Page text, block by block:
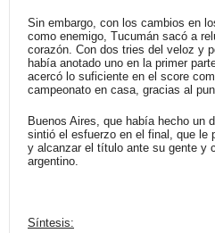
Sin embargo, con los cambios en
como enemigo, Tucumán sacó a
corazón. Con dos tries del veloz y
había anotado uno en la primer
acercó lo suficiente en el score
campeonato en casa, gracias al
Buenos Aires, que había hecho un
sintió el esfuerzo en el final, que le
y alcanzar el título ante su gente y
argentino.
Síntesis: